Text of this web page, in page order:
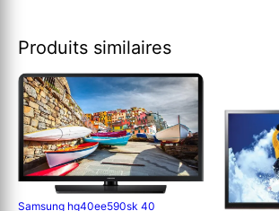
Produits similaires
Samsung hg40ee590sk 40